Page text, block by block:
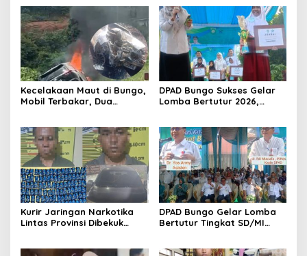
Kecelakaan Maut di Bungo,
Mobil Terbakar, Dua
DPAD Bungo Sukses Gelar
Lomba Bertutur 2026,
Kurir Jaringan Narkotika
Lintas Provinsi Dibekuk
DPAD Bungo Gelar Lomba
Bertutur Tingkat SD/MI